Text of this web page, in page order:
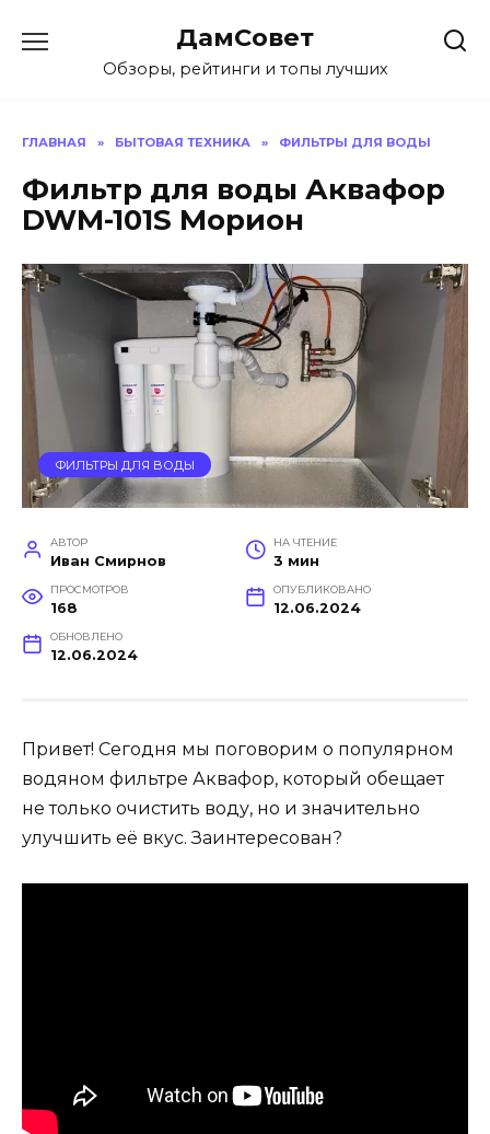
содержанию
ДамСовет
Обзоры, рейтинги и топы лучших
ГЛАВНАЯ » БЫТОВАЯ ТЕХНИКА » ФИЛЬТРЫ ДЛЯ ВОДЫ
Фильтр для воды Аквафор
DWM-101S Морион
ФИЛЬТРЫ ДЛЯ ВОДЫ
АВТОР
Иван Смирнов
НА ЧТЕНИЕ
3 мин
ПРОСМОТРОВ
168
ОПУБЛИКОВАНО
12.06.2024
ОБНОВЛЕНО
12.06.2024
Привет! Сегодня мы поговорим о популярном
водяном фильтре Аквафор, который обещает
не только очистить воду, но и значительно
улучшить её вкус. Заинтересован?